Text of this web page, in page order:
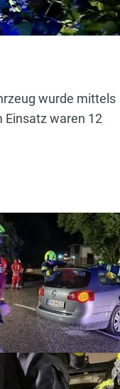
wurde mittels
Einsatz waren 12